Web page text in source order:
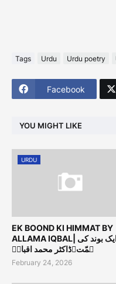
Tags Urdu Urdu poetry
Facebook
YOU MIGHT LIKE
URDU
EK BOOND KI HIMMAT BY
ALLAMA IQBAL| ایک بوند کی
ہمّت۔ڈاکٹر محمد اقبالؔ
February 24, 2026